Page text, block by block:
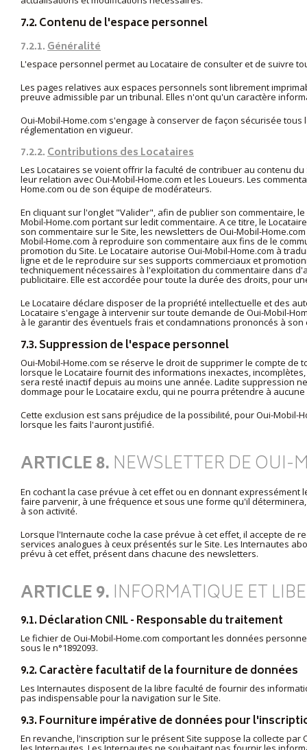
7.2. Contenu de l'espace personnel
7.2.1.Généralité
L'espace personnel permet au Locataire de consulter et de suivre
Les pages relatives aux espaces personnels sont librement
preuve admissible par un tribunal. Elles n'ont qu'un caractère
Oui-Mobil-Home.com s'engage à conserver de façon sécurisée
réglementation en vigueur.
7.2.2.Contributions des Locataires
Les Locataires se voient offrir la faculté de contribuer au contenu
leur relation avec Oui-Mobil-Home.com et les Loueurs. Les
Home.com ou de son équipe de modérateurs.
En cliquant sur l'onglet "Valider", afin de publier son commentaire,
Mobil-Home.com portant sur ledit commentaire. A ce titre, le
son commentaire sur le Site, les newsletters de Oui-Mobil-
Mobil-Home.com à reproduire son commentaire aux fins de le
promotion du Site. Le Locataire autorise Oui-Mobil-Home.com à
ligne et de le reproduire sur ses supports commerciaux et
techniquement nécessaires à l'exploitation du commentaire dans
publicitaire. Elle est accordée pour toute la durée des droits, pour
Le Locataire déclare disposer de la propriété intellectuelle et des
Locataire s'engage à intervenir sur toute demande de Oui-Mobil-
à le garantir des éventuels frais et condamnations prononcés à
7.3. Suppression de l'espace personnel
Oui-Mobil-Home.com se réserve le droit de supprimer le compte
lorsque le Locataire fournit des informations inexactes,
sera resté inactif depuis au moins une année. Ladite suppression
dommage pour le Locataire exclu, qui ne pourra prétendre à
Cette exclusion est sans préjudice de la possibilité, pour Oui-
lorsque les faits l'auront justifié.
ARTICLE 8.NEWSLETTER DE
En cochant la case prévue à cet effet ou en donnant
faire parvenir, à une fréquence et sous une forme qu'il
à son activité.
Lorsque l'Internaute coche la case prévue à cet effet, il accepte de
services analogues à ceux présentés sur le Site. Les Internautes
prévu à cet effet, présent dans chacune des newsletters.
ARTICLE 9.INFORMATIQUE ET
9.1. Déclaration CNIL - Responsable du traitement
Le fichier de Oui-Mobil-Home.com comportant les données
sous le n°1892093.
9.2. Caractère facultatif de la fourniture de données
Les Internautes disposent de la libre faculté de fournir des
pas indispensable pour la navigation sur le Site.
9.3. Fourniture impérative de données pour
En revanche, l'inscription sur le présent Site suppose la collecte